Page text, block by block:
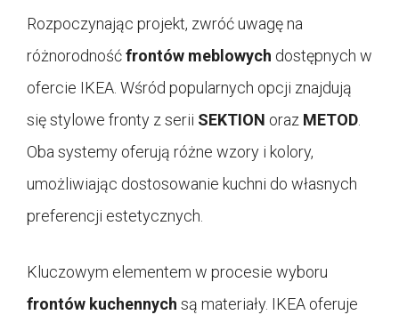
Rozpoczynając projekt, zwróć uwagę na
różnorodnośćfrontów meblowych dostępnych w
ofercie IKEA. Wśród popularnych opcji znajdują
się stylowe fronty z serii SEKTION oraz METOD
Oba systemy oferują różne wzory i kolory,
umożliwiając dostosowanie kuchni do własnych
preferencji estetycznych.
Kluczowym elementem w procesie wyboru
frontów kuchennych są materiały. IKEA oferuje